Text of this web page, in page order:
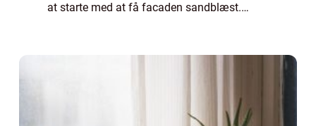
at starte med at få facaden sandblæst.